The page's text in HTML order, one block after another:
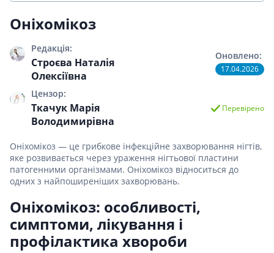
Оніхомікоз
Редакція:
Строєва Наталія
Олексіївна
Цензор:
Ткачук Марія
Володимирівна
Оновлено:
17.04.2026
Перевірено
Оніхомікоз — це грибкове інфекційне захворювання нігтів,
яке розвивається через ураження нігтьової пластини
патогенними організмами. Оніхомікоз відноситься до
одних з найпоширеніших захворювань.
Оніхомікоз: особливості,
симптоми, лікування і
профілактика хвороби